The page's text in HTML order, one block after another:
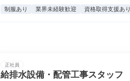
制服あり 業界未経験歓迎 資格取得支援あり
正社員
給排水設備・配管工事スタッフ